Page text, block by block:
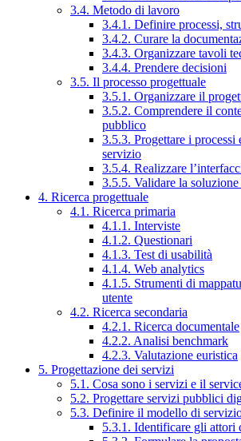
3.4. Metodo di lavoro
3.4.1. Definire processi,
3.4.2. Curare la
3.4.3. Organizzare tavoli
3.4.4. Prendere decisioni
3.5. Il processo progettuale
3.5.1. Organizzare il
3.5.2. Comprendere il
pubblico
3.5.3. Progettare i processi
servizio
3.5.4. Realizzare
3.5.5. Validare la soluzione
4. Ricerca progettuale
4.1. Ricerca primaria
4.1.1. Interviste
4.1.2. Questionari
4.1.3. Test di usabilità
4.1.4. Web analytics
4.1.5. Strumenti di
utente
4.2. Ricerca secondaria
4.2.1. Ricerca documentale
4.2.2. Analisi benchmark
4.2.3. Valutazione euristica
5. Progettazione dei servizi
5.1. Cosa sono i servizi e il
5.2. Progettare servizi pubblici
5.3. Definire il modello di
5.3.1. Identificare gli attori